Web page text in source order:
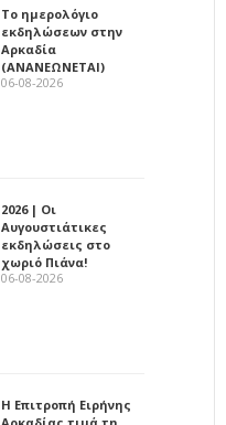
Το ημερολόγιο
εκδηλώσεων στην
Αρκαδία
(ΑΝΑΝΕΩΝΕΤΑΙ)
06-08-2026
2026 | Οι
Αυγουστιάτικες
εκδηλώσεις στο
χωριό Πιάνα!
06-08-2026
Η Επιτροπή Ειρήνης